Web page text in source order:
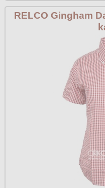
RELCO Gingham